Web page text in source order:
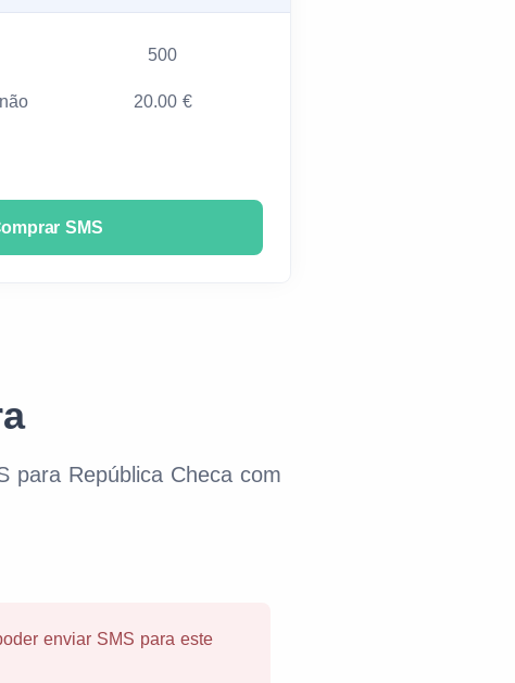
500
20.00 €
SMS
para República Checa com
enviar SMS para este